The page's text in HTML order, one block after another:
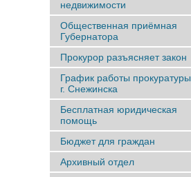
недвижимости
Общественная приёмная
Губернатора
Прокурор разъясняет закон
График работы
г. Снежинска
Бесплатная юридическая
помощь
Бюджет для граждан
Архивный отдел